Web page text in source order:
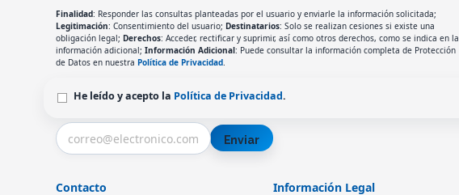
Finalidad: Responder las consultas planteadas por el usuario y enviarle la información solicitada;
Legitimación: Consentimiento del usuario; Destinatarios: Solo se realizan cesiones si existe una
obligación legal; Derechos: Acceder, rectificar y suprimir, así como otros derechos, como se indica en la
información adicional; Información Adicional: Puede consultar la información completa de Protección
de Datos en nuestra Política de Privacidad.
He leído y acepto la Política de Privacidad.
Enviar
Contacto
Información Legal